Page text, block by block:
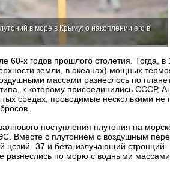
в море в Крыму: о накоплении его в
60-х годов прошлого столетия. Тогда,
земли, в океанах) мощных
массами разнеслось по
типа, к которому присоединились
средах, проводимые несколькими
поступления плутония на
Вместе с плутонием с воздушным
цезий- 37 и бета-излучающий
разнеслись по морю с водными